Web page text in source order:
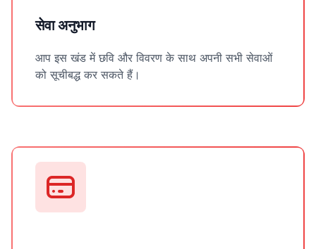
सेवा अनुभाग
आप इस खंड में छवि और विवरण के साथ अपनी सभी सेवाओं
को सूचीबद्ध कर सकते हैं।